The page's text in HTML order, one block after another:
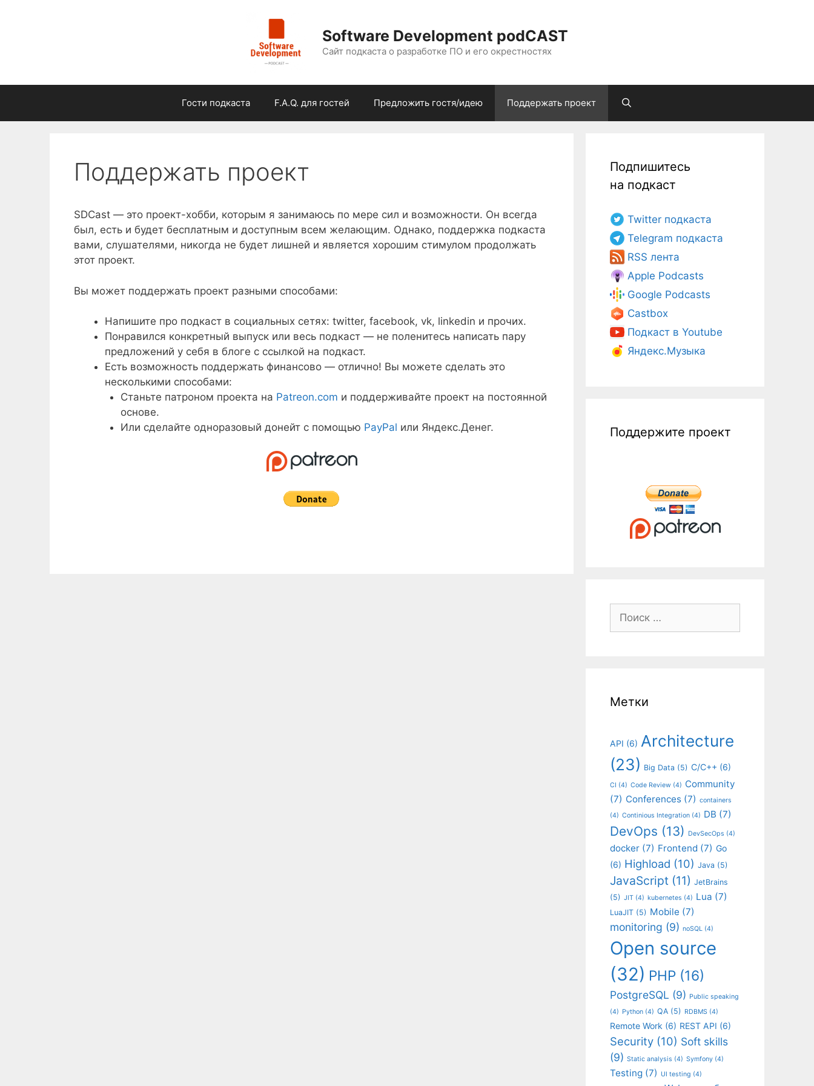
Software Development podCAST
Сайт подкаста о разработке ПО и его окрестностях
Гости подкаста F.A.Q. для гостей Предложить гостя/идею Поддержать проект
Поддержать проект
SDCast — это проект-хобби, которым я занимаюсь по мере сил и возможности. Он всегда
был, есть и будет бесплатным и доступным всем желающим. Однако, поддержка подкаста
вами, слушателями, никогда не будет лишней и является хорошим стимулом продолжать
этот проект.
Вы может поддержать проект разными способами:
Напишите про подкаст в социальных сетях: twitter, facebook, vk, linkedin и прочих.
Понравился конкретный выпуск или весь подкаст — не поленитесь написать пару
предложений у себя в блоге с ссылкой на подкаст.
Есть возможность поддержать финансово — отлично! Вы можете сделать это
несколькими способами:
Станьте патроном проекта на Patreon.com и поддерживайте проект на постоянной
основе.
Или сделайте одноразовый донейт с помощью PayPal или Яндекс.Денег.
Подпишитесь
на подкаст
Twitter подкаста
Telegram подкаста
RSS лента
Apple Podcasts
Google Podcasts
Castbox
Подкаст в Youtube
Яндекс.Музыка
Поддержите проект
Поиск:
Метки
API (6) Architecture
(23) Big Data (5) C/C++ (6)
CI (4) Code Review (4) Community
(7) Conferences (7) containers
(4) Continious Integration (4) DB (7)
DevOps (13) DevSecOps (4)
docker (7) Frontend (7) Go
(6) Highload (10) Java (5)
JavaScript (11) JetBrains
(5) JIT (4) kubernetes (4) Lua (7)
LuaJIT (5) Mobile (7)
monitoring (9) noSQL (4)
Open source
(32) PHP (16)
PostgreSQL (9) Public speaking
(4) Python (4) QA (5) RDBMS (4)
Remote Work (6) REST API (6)
Security (10) Soft skills
(9) Static analysis (4) Symfony (4)
Testing (7) UI testing (4)